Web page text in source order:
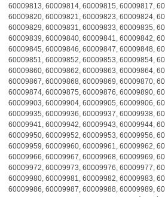
60009813, 60009814, 60009815, 60009817,
60009820, 60009821, 60009823, 60009824,
60009829, 60009831, 60009833, 60009835,
60009839, 60009840, 60009841, 60009842,
60009845, 60009846, 60009847, 60009848,
60009851, 60009852, 60009853, 60009854,
60009860, 60009862, 60009863, 60009864,
60009867, 60009868, 60009869, 60009870,
60009874, 60009875, 60009876, 60009890,
60009903, 60009904, 60009905, 60009906,
60009935, 60009936, 60009937, 60009938,
60009941, 60009942, 60009943, 60009944,
60009950, 60009952, 60009953, 60009956,
60009959, 60009960, 60009961, 60009962,
60009966, 60009967, 60009968, 60009969,
60009972, 60009973, 60009976, 60009977,
60009980, 60009981, 60009982, 60009983,
60009986, 60009987, 60009988, 60009989,